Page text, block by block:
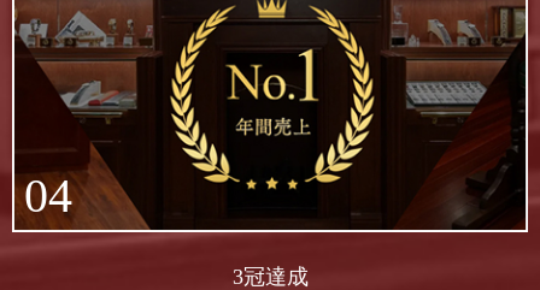
04
3冠達成